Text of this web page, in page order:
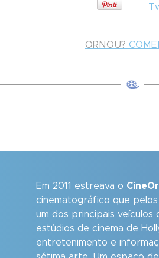
ORNOU?
Em 2011 estreava o
cinematográfico que
um dos principais veículos
estúdios de cinema de
entretenimento e